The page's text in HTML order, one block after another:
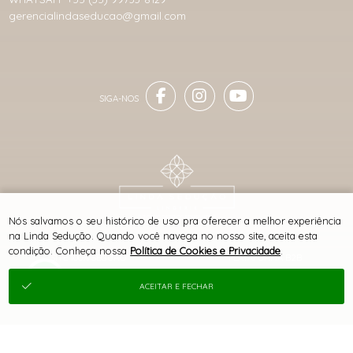
SITE 100% SEGURO PLATAFORMA B2B
gerencialindaseducao@gmail.com
® TODOS DIREITOS RESERVADOS
Nós salvamos o seu histórico de uso pra oferecer a melhor experiência
na Linda Sedução. Quando você navega no nosso site, aceita esta
condição. Conheça nossa Política de Cookies e Privacidade
ACEITAR E FECHAR